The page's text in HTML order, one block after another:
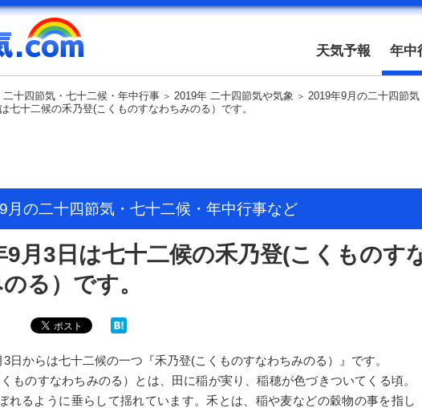
天気予報 年中
二十四節気・七十二候・年中行事 2019年 二十四節気や気象
2019年9月の二十四節
七十二候の禾乃登(こくものすなわちみのる）です。
月の二十四節気・七十二候・年中行事など
9月3日は七十二候の禾乃登(こくものす
る）です。
3日からは七十二候の一つ『禾乃登(こくものすなわちみのる）』です。
ものすなわちみのる）とは、田に稲が実り、稲穂が色づきついてくる頃。
れるように垂らして揺れています。禾とは、稲や麦などの穀物の事を指し